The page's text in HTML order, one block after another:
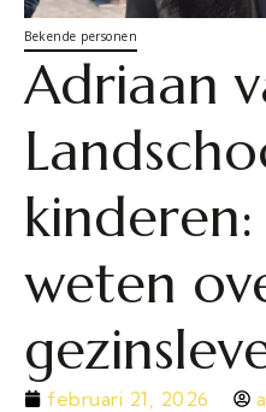
Bekende personen
Adriaan
weten
februari 21, 2026